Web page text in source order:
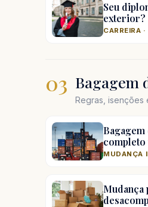
Seu
CARREIRA
03 Bagagem
Regras, isenções
completo
MUDANÇA
Mudança